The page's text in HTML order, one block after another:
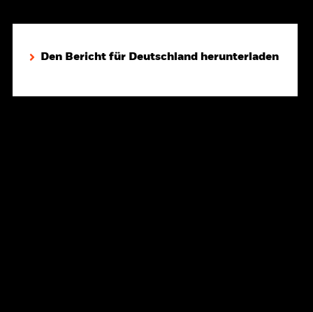
Den Bericht für Deutschland herunterladen